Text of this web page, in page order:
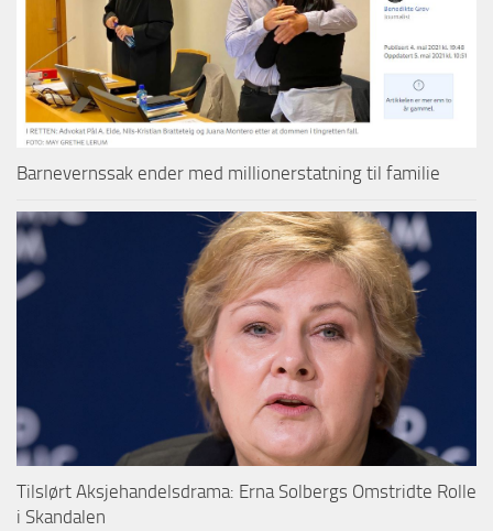
Barnevernssak ender med millionerstatning til familie
Tilslørt Aksjehandelsdrama: Erna Solbergs Omstridte Rolle
i Skandalen